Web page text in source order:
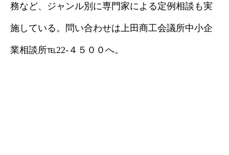
務など、ジャンル別に専門家による定例相談も実
施している。問い合わせは上田商工会議所中小企
業相談所℡22‐４５００へ。